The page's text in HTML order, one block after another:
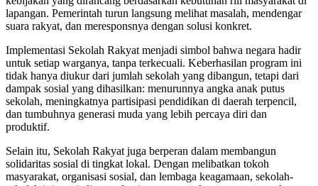
lapangan. Pemerintah turun langsung melihat masalah, mendengar
suara rakyat, dan meresponsnya dengan solusi konkret.
Implementasi Sekolah Rakyat menjadi simbol bahwa negara hadir
untuk setiap warganya, tanpa terkecuali. Keberhasilan program ini
tidak hanya diukur dari jumlah sekolah yang dibangun, tetapi dari
dampak sosial yang dihasilkan: menurunnya angka anak putus
sekolah, meningkatnya partisipasi pendidikan di daerah terpencil,
dan tumbuhnya generasi muda yang lebih percaya diri dan
produktif.
Selain itu, Sekolah Rakyat juga berperan dalam membangun
solidaritas sosial di tingkat lokal. Dengan melibatkan tokoh
masyarakat, organisasi sosial, dan lembaga keagamaan, sekolah-